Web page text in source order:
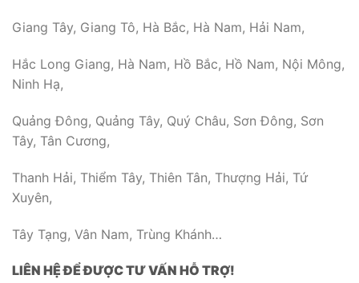
Giang Tây, Giang Tô, Hà Bắc, Hà Nam, Hải Nam,
Hắc Long Giang, Hà Nam, Hồ Bắc, Hồ Nam, Nội Mông,
Ninh Hạ,
Quảng Đông, Quảng Tây, Quý Châu, Sơn Đông, Sơn
Tây, Tân Cương,
Thanh Hải, Thiểm Tây, Thiên Tân, Thượng Hải, Tứ
Xuyên,
Tây Tạng, Vân Nam, Trùng Khánh…
LIÊN HỆ ĐỂ ĐƯỢC TƯ VẤN HỖ TRỢ!